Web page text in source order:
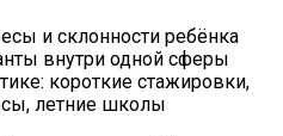
и склонности ребёнка
внутри одной сферы
короткие стажировки,
летние школы